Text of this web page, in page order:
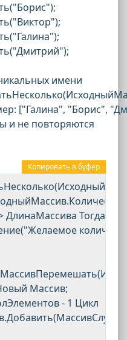
имени
["Галина", "Борис",
и не повторяются
Копировать в буфер